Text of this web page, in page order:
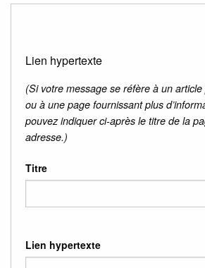
Lien hypertexte
(Si votre message se réfère à un
ou à une page fournissant plus
pouvez indiquer ci-après le titre de la
adresse.)
Titre
Lien hypertexte